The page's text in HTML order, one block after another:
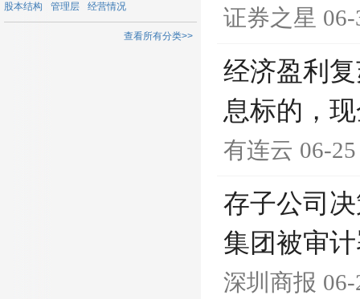
股本结构 管理层 经营情况
查看所有分类>>
证券之星
经济盈利
息标的，
有连云 06-
存子公司
集团被审
深圳商报